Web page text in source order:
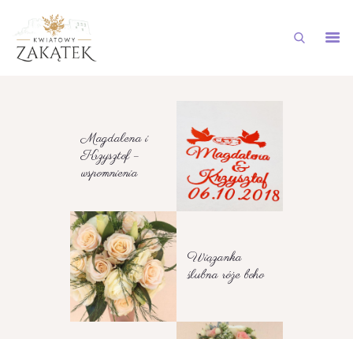
GALERIA
AKTUALNOŚCI
DOSTAWY NA TELEFON
KONTAKT
Magdalena i
Krzysztof –
wspomnienia
Wiązanka
ślubna róże boho